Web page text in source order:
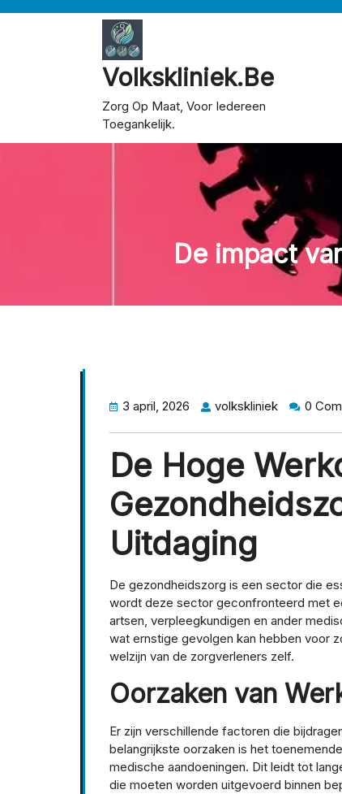
Volkskliniek.be
Zorg Op Maat, Voor Iedereen
Toegankelijk.
De impact
3 april, 2026 volkskliniek 0
De Hoge
Uitdaging
De gezondheidszorg is een sector die
wordt deze sector geconfronteerd met
artsen, verpleegkundigen en ander
wat ernstige gevolgen kan hebben voor
welzijn van de zorgverleners zelf.
Oorzaken van
Er zijn verschillende factoren die
belangrijkste oorzaken is het
medische aandoeningen. Dit leidt tot
die moeten worden uitgevoerd binnen